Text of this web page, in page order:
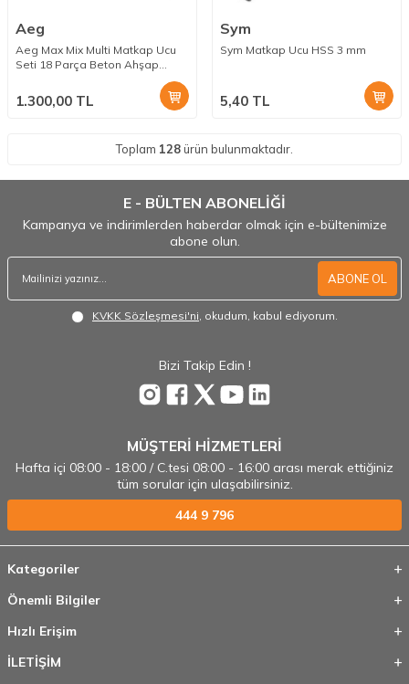
Aeg
Aeg Max Mix Multi Matkap Ucu
Seti 18 Parça Beton Ahşap
1.300,00 TL
Sym
Sym Matkap Ucu HSS 3 mm
5,40 TL
Toplam 128 ürün bulunmaktadır.
E - BÜLTEN ABONELİĞİ
Kampanya ve indirimlerden haberdar olmak için e-bültenimize
abone olun.
ABONE OL
KVKK Sözleşmesi'ni, okudum, kabul ediyorum.
Bizi Takip Edin !
MÜŞTERİ HİZMETLERİ
Hafta içi 08:00 - 18:00 / C.tesi 08:00 - 16:00 arası merak ettiğiniz
tüm sorular için ulaşabilirsiniz.
444 9 796
Kategoriler
Önemli Bilgiler
Hızlı Erişim
İLETİŞİM